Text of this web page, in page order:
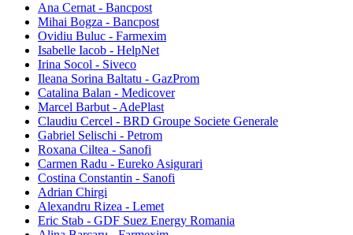
Ana Cernat - Bancpost
Mihai Bogza - Bancpost
Ovidiu Buluc - Farmexim
Isabelle Iacob - HelpNet
Irina Socol - Siveco
Ileana Sorina Baltatu - GazProm
Catalina Balan - Medicover
Marcel Barbut - AdePlast
Claudiu Cercel - BRD Groupe Societe Generale
Gabriel Selischi - Petrom
Roxana Ciltea - Sanofi
Carmen Radu - Eureko Asigurari
Costina Constantin - Sanofi
Adrian Chirgi
Alexandru Rizea - Lemet
Eric Stab - GDF Suez Energy Romania